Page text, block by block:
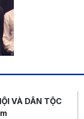
VÀ DÂN TỘC